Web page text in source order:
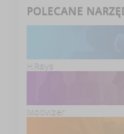
POLECANE
HRsys
Motivizer